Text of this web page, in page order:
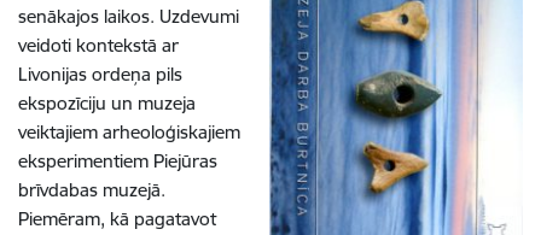
senākajos laikos. Uzdevumi
veidoti kontekstā ar
Livonijas ordeņa pils
ekspozīciju un muzeja
veiktajiem arheoloģiskajiem
eksperimentiem Piejūras
brīvdabas muzejā.
Piemēram, kā pagatavot